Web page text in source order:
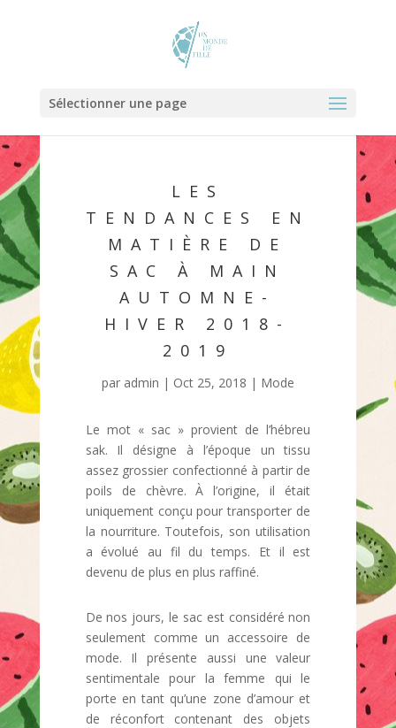
Sélectionner une page
LES
TENDANCES EN
MATIÈRE DE
SAC À MAIN
AUTOMNE-
HIVER 2018-
2019
par admin | Oct 25, 2018 | Mode
Le mot « sac » provient de l’hébreu
sak. Il désigne à l’époque un tissu
assez grossier confectionné à partir de
poils de chèvre. À l’origine, il était
uniquement conçu pour transporter de
la nourriture. Toutefois, son utilisation
a évolué au fil du temps. Et il est
devenu de plus en plus raffiné.
De nos jours, le sac est considéré non
seulement comme un accessoire de
mode. Il présente aussi une valeur
sentimentale pour la femme qui le
porte en tant qu’une zone d’amour et
de réconfort contenant des objets